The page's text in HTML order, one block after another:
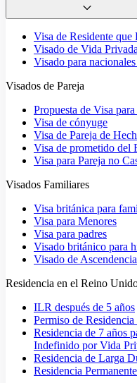
Visa de Residente
Visado de Vida
Visado para
Visados de Pareja
Propuesta de Visa
Visa de cónyuge
Visa de Pareja de
Visa de prometido del
Visa para Pareja no
Visados Familiares
Visa británica para
Visa para Menores
Visa para padres
Visado británico para
Visado de
Residencia en el Reino
ILR después de 5 años
Permiso de
Residencia de 7 años
Indefinido por Vida
Residencia de Larga
Residencia Permanente